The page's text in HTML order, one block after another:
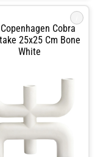
Cobra
25x25 Cm Bone
White